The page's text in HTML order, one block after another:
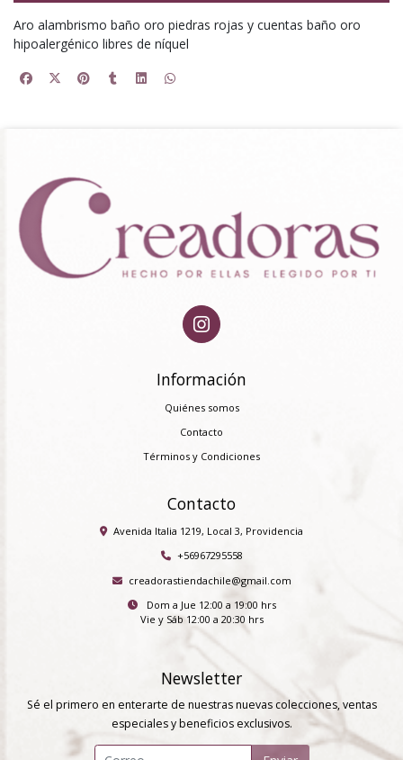
Aro alambrismo baño oro piedras rojas y cuentas baño oro
hipoalergénico libres de níquel
Información
Quiénes somos
Contacto
Términos y Condiciones
Contacto
Avenida Italia 1219, Local 3, Providencia
+56967295558
creadorastiendachile@gmail.com
Dom a Jue 12:00 a 19:00 hrs
Vie y Sáb 12:00 a 20:30 hrs
Newsletter
Sé el primero en enterarte de nuestras nuevas colecciones, ventas
especiales y beneficios exclusivos.